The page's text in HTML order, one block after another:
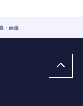
・画像